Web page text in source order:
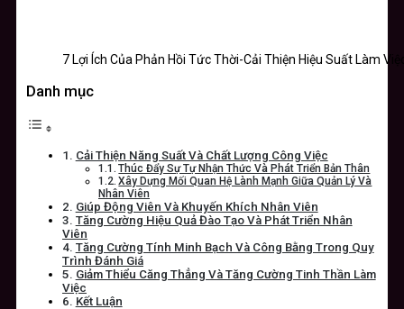
7 Lợi Ích Của Phản Hồi Tức Thời-Cải Thiện Hiệu Suất Làm
Danh mục
Cải Thiện Năng Suất Và Chất Lượng Công Việc
Thúc Đẩy Sự Tự Nhận Thức Và Phát Triển Bản Thân
Xây Dựng Mối Quan Hệ Lành Mạnh Giữa Quản Lý Và
Nhân Viên
Giúp Động Viên Và Khuyến Khích Nhân Viên
Tăng Cường Hiệu Quả Đào Tạo Và Phát Triển Nhân
Viên
Tăng Cường Tính Minh Bạch Và Công Bằng Trong Quy
Trình Đánh Giá
Giảm Thiểu Căng Thẳng Và Tăng Cường Tinh Thần Làm
Việc
Kết Luận